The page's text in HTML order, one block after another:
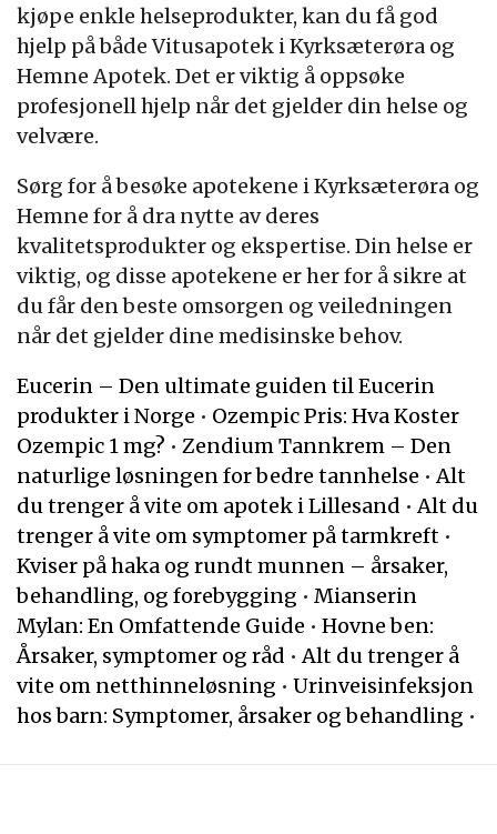
kjøpe enkle helseprodukter, kan du få god
hjelp på både Vitusapotek i Kyrksæterøra og
Hemne Apotek. Det er viktig å oppsøke
profesjonell hjelp når det gjelder din helse og
velvære.
Sørg for å besøke apotekene i Kyrksæterøra og
Hemne for å dra nytte av deres
kvalitetsprodukter og ekspertise. Din helse er
viktig, og disse apotekene er her for å sikre at
du får den beste omsorgen og veiledningen
når det gjelder dine medisinske behov.
Eucerin – Den ultimate guiden til Eucerin
produkter i Norge • Ozempic Pris: Hva Koster
Ozempic 1 mg? • Zendium Tannkrem – Den
naturlige løsningen for bedre tannhelse •Alt
du trenger å vite om apotek i Lillesand •Alt du
trenger å vite om symptomer på tarmkreft •
Kviser på haka og rundt munnen – årsaker,
behandling, og forebygging • Mianserin
Mylan: En Omfattende Guide • Hovne ben:
Årsaker, symptomer og råd •Alt du trenger å
vite om netthinneløsning • Urinveisinfeksjon
hos barn: Symptomer, årsaker og behandling •